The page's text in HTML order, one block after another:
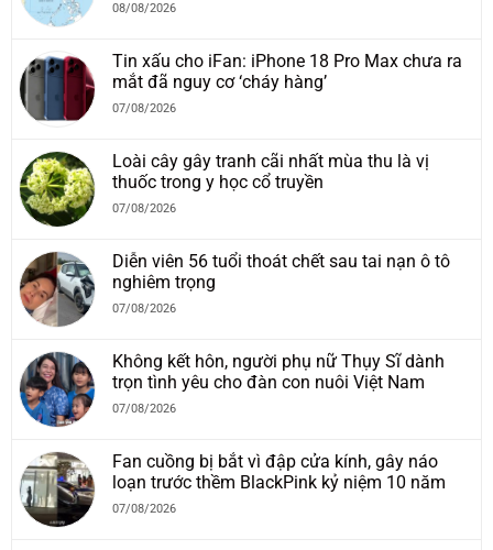
08/08/2026
Tin xấu cho iFan: iPhone 18 Pro Max chưa ra
mắt đã nguy cơ ‘cháy hàng’
07/08/2026
Loài cây gây tranh cãi nhất mùa thu là vị
thuốc trong y học cổ truyền
07/08/2026
Diễn viên 56 tuổi thoát chết sau tai nạn ô tô
nghiêm trọng
07/08/2026
Không kết hôn, người phụ nữ Thụy Sĩ dành
trọn tình yêu cho đàn con nuôi Việt Nam
07/08/2026
Fan cuồng bị bắt vì đập cửa kính, gây náo
loạn trước thềm BlackPink kỷ niệm 10 năm
07/08/2026